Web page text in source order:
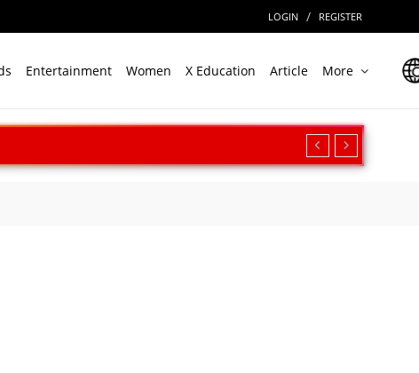
LOGIN / REGISTER
Entertainment Women X Education Article More
बढ़ी सामरिक ताकत